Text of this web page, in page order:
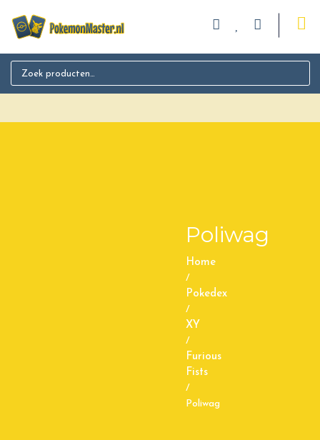
Search for:
Poliwag
Home
/
Pokedex
/
XY
/
Furious
Fists
/
Poliwag